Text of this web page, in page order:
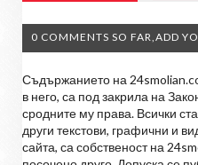
0 COMMENTS SO FAR,ADD
Съдържанието на
в него, са под закрила на
сродните му права. Всички
други текстови, графични и
сайта, са собственост на